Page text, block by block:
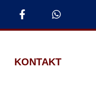
KONTAKT